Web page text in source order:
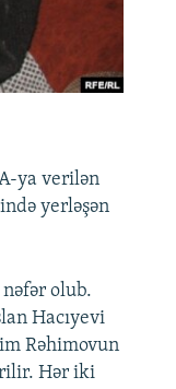
ya verilən
yerləşən
olub.
Hacıyevi
Rəhimovun
Hər iki